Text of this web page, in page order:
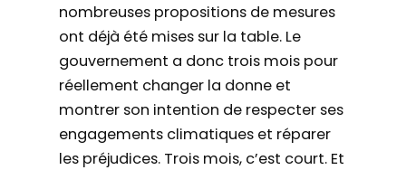
nombreuses propositions de mesures
ont déjà été mises sur la table. Le
gouvernement a donc trois mois pour
réellement changer la donne et
montrer son intention de respecter ses
engagements climatiques et réparer
les préjudices. Trois mois, c’est court. Et